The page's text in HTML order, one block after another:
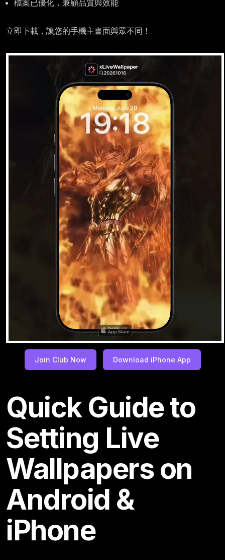
檔案已優化，兼顧品質與效能
立即下載，讓您的手機主畫面與眾不同！
Join Club Now Download iPhone App
Quick Guide to
Setting Live
Wallpapers on
Android &
iPhone